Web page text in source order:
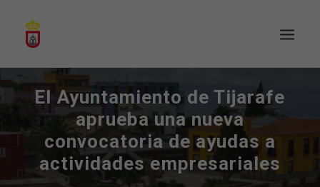
El Ayuntamiento de Tijarafe
aprueba una nueva
convocatoria de ayudas a
actividades empresariales